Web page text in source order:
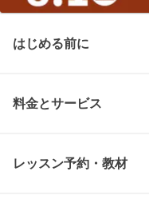
はじめる前に
料金とサービス
レッスン予約・教材